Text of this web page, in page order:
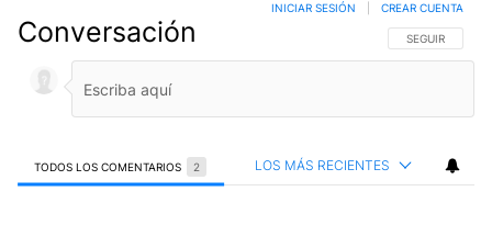
Conversación SIGA ESTA
SEGUIR
INICIAR SESIÓN CREAR CUENTA
TODOS LOS COMENTARIOS 2 LOS MÁS RECIENTES